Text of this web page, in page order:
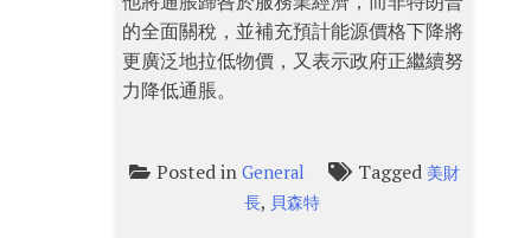
的全面關稅，並補充預計能源價格下降將
更廣泛地拉低物價，又表示政府正繼續努
力降低通脹。
Posted in General Tagged 美財
長, 貝森特